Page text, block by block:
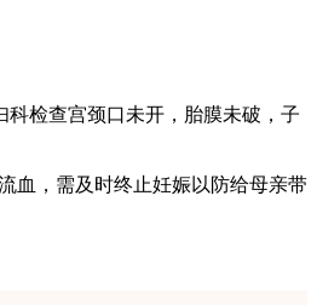
科检查宫颈口未开，胎膜未破，子
血，需及时终止妊娠以防给母亲带